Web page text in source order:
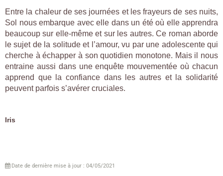
Entre la chaleur de ses journées et les frayeurs de ses nuits,
Sol nous embarque avec elle dans un été où elle apprendra
beaucoup sur elle-même et sur les autres. Ce roman aborde
le sujet de la solitude et l’amour, vu par une adolescente qui
cherche à échapper à son quotidien monotone. Mais il nous
entraine aussi dans une enquête mouvementée où chacun
apprend que la confiance dans les autres et la solidarité
peuvent parfois s’avérer cruciales.
Iris
Date de dernière mise à jour : 04/05/2021